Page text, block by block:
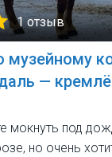
1 отзыв
музейному
—
мокнуть под
но очень